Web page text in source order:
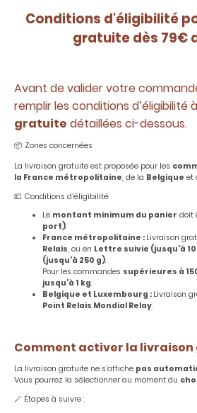
Conditions d'éligibilité
gratuite dès 79€
Avant de valider votre
remplir les conditions d’éligibilité
gratuite détaillées ci-dessous.
📦 Zones concernées
La livraison gratuite est proposée pour les
la France métropolitaine , de la Belgique et
💶 Conditions d’éligibilité
Le montant minimum du panier doit
port).
France métropolitaine : Livraison
Relais, ou en Lettre suivie (jusqu’à
(jusqu’à 250 g).
Pour les commandes supérieures à
jusqu’à 1 kg.
Belgique et Luxembourg : Livraison
Point Relais Mondial Relay.
Comment activer la
La livraison gratuite ne s’affiche pas
Vous pourrez la sélectionner au moment du
🪄 Étapes à suivre :